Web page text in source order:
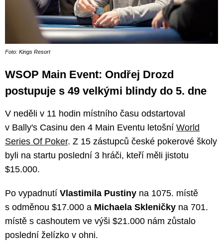
Foto: Kings Resort
WSOP Main Event: Ondřej Drozd
postupuje s 49 velkými blindy do 5. dne
V neděli v 11 hodin místního času odstartoval
v Bally's Casinu den 4 Main Eventu letošní World
Series Of Poker. Z 15 zástupců české pokerové školy
byli na startu poslední 3 hráči, kteří měli jistotu
$15.000.
Po vypadnutí Vlastimila Pustiny na 1075. místě
s odměnou $17.000 a Michaela Skleničky na 701.
místě s cashoutem ve výši $21.000 nám zůstalo
poslední želízko v ohni.